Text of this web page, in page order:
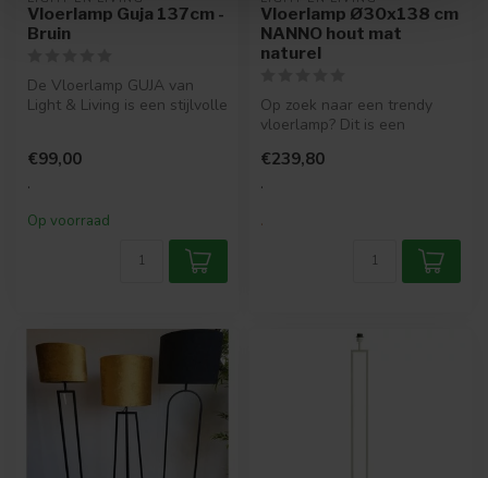
Vloerlamp Guja 137cm -
Bruin
De Vloerlamp GUJA van
Light & Living is een stijlvolle
€99,00
.
Op voorraad
Vloerlamp Ø30x138 cm
NANNO hout mat
naturel
Op zoek naar een trendy
vloerlamp? Dit is een
die past i...
€239,80
.
.